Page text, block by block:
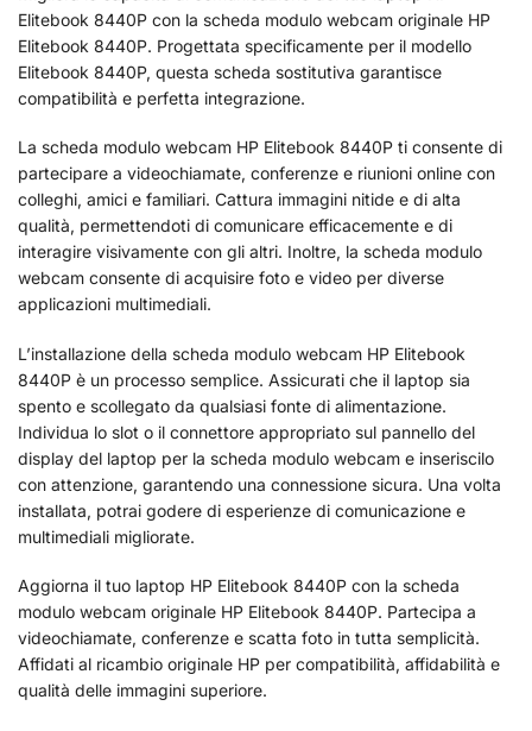
Elitebook 8440P con la scheda modulo webcam originale HP
Elitebook 8440P. Progettata specificamente per il modello
Elitebook 8440P, questa scheda sostitutiva garantisce
compatibilità e perfetta integrazione.
La scheda modulo webcam HP Elitebook 8440P ti consente di
partecipare a videochiamate, conferenze e riunioni online con
colleghi, amici e familiari. Cattura immagini nitide e di alta
qualità, permettendoti di comunicare efficacemente e di
interagire visivamente con gli altri. Inoltre, la scheda modulo
webcam consente di acquisire foto e video per diverse
applicazioni multimediali.
L’installazione della scheda modulo webcam HP Elitebook
8440P è un processo semplice. Assicurati che il laptop sia
spento e scollegato da qualsiasi fonte di alimentazione.
Individua lo slot o il connettore appropriato sul pannello del
display del laptop per la scheda modulo webcam e inseriscilo
con attenzione, garantendo una connessione sicura. Una volta
installata, potrai godere di esperienze di comunicazione e
multimediali migliorate.
Aggiorna il tuo laptop HP Elitebook 8440P con la scheda
modulo webcam originale HP Elitebook 8440P. Partecipa a
videochiamate, conferenze e scatta foto in tutta semplicità.
Affidati al ricambio originale HP per compatibilità, affidabilità e
qualità delle immagini superiore.